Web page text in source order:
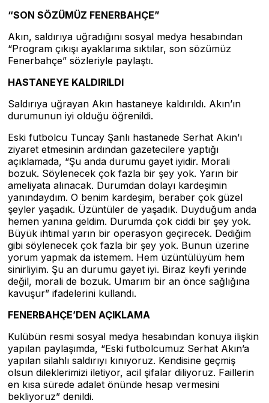
“SON SÖZÜMÜZ FENERBAHÇE”
Akın, saldırıya uğradığını sosyal medya hesabından
“Program çıkışı ayaklarıma sıktılar, son sözümüz
Fenerbahçe” sözleriyle paylaştı.
HASTANEYE KALDIRILDI
Saldırıya uğrayan Akın hastaneye kaldırıldı. Akın’ın
durumunun iyi olduğu öğrenildi.
Eski futbolcu Tuncay Şanlı hastanede Serhat Akın’ı
ziyaret etmesinin ardından gazetecilere yaptığı
açıklamada, “Şu anda durumu gayet iyidir. Morali
bozuk. Söylenecek çok fazla bir şey yok. Yarın bir
ameliyata alınacak. Durumdan dolayı kardeşimin
yanındaydım. O benim kardeşim, beraber çok güzel
şeyler yaşadık. Üzüntüler de yaşadık. Duyduğum anda
hemen yanına geldim. Durumda çok ciddi bir şey yok.
Büyük ihtimal yarın bir operasyon geçirecek. Dediğim
gibi söylenecek çok fazla bir şey yok. Bunun üzerine
yorum yapmak da istemem. Hem üzüntülüyüm hem
sinirliyim. Şu an durumu gayet iyi. Biraz keyfi yerinde
değil, morali de bozuk. Umarım bir an önce sağlığına
kavuşur” ifadelerini kullandı.
FENERBAHÇE’DEN AÇIKLAMA
Kulübün resmi sosyal medya hesabından konuya ilişkin
yapılan paylaşımda, “Eski futbolcumuz Serhat Akın’a
yapılan silahlı saldırıyı kınıyoruz. Kendisine geçmiş
olsun dileklerimizi iletiyor, acil şifalar diliyoruz. Faillerin
en kısa sürede adalet önünde hesap vermesini
bekliyoruz” denildi.